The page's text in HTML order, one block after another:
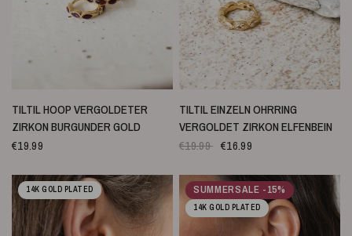
SCHNELLANSICHT
TILTIL HOOP VERGOLDETER
ZIRKON BURGUNDER GOLD
€19.99
SCHNELLANSICHT
TILTIL EINZELN OHRRING
VERGOLDET ZIRKON ELFENBEIN
€19.99 €16.99
14K GOLD PLATED SUMMERSALE -15%
14K GOLD PLATED